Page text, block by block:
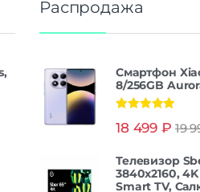
Распродажа
Смартфон
8/256GB
из 5
18 499 ₽ 19
Телевизор
3840x2160,
Smart TV,